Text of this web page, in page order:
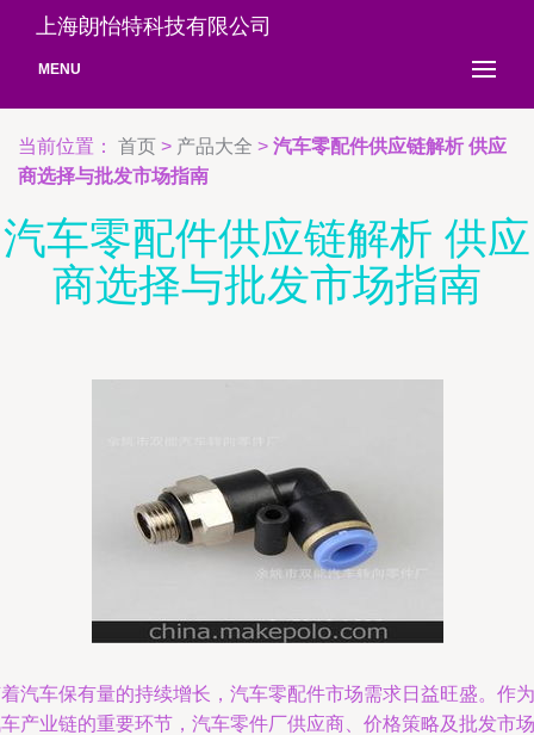
上海朗怡特科技有限公司
MENU
当前位置： 首页 > 产品大全 > 汽车零配件供应链解析 供应
商选择与批发市场指南
汽车零配件供应链解析 供应
商选择与批发市场指南
汽车保有量的持续增长，汽车零配件市场需求日益旺盛。作为
产业链的重要环节，汽车零件厂供应商、价格策略及批发市场